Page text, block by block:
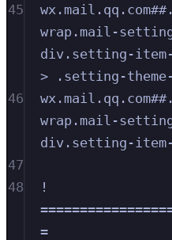
45
wrap.mail-
div.setting-
> .setting-
46
wrap.mail-
div.setting-
47
48
!
=